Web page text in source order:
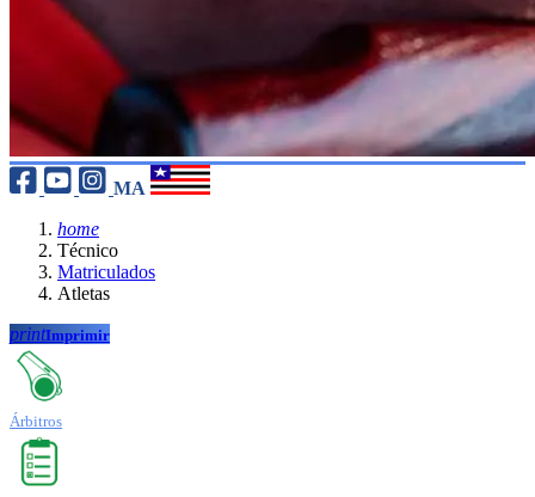
MA
home
Técnico
Matriculados
Atletas
printImprimir
Árbitros